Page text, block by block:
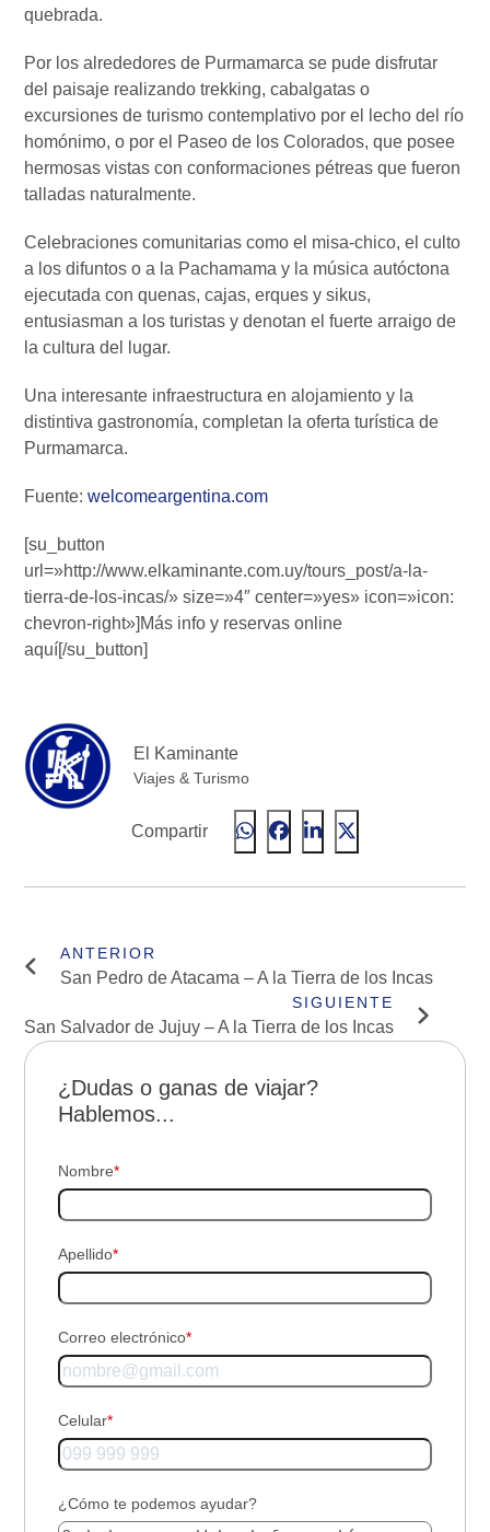
quebrada.
Por los alrededores de Purmamarca se pude disfrutar
del paisaje realizando trekking, cabalgatas o
excursiones de turismo contemplativo por el lecho del río
homónimo, o por el Paseo de los Colorados, que posee
hermosas vistas con conformaciones pétreas que fueron
talladas naturalmente.
Celebraciones comunitarias como el misa-chico, el culto
a los difuntos o a la Pachamama y la música autóctona
ejecutada con quenas, cajas, erques y sikus,
entusiasman a los turistas y denotan el fuerte arraigo de
la cultura del lugar.
Una interesante infraestructura en alojamiento y la
distintiva gastronomía, completan la oferta turística de
Purmamarca.
Fuente:welcomeargentina.com
[su_button
url=»http://www.elkaminante.com.uy/tours_post/a-la-
tierra-de-los-incas/» size=»4″ center=»yes» icon=»icon:
chevron-right»]Más info y reservas online
aquí[/su_button]
El Kaminante
Viajes & Turismo
Compartir
San Pedro de Atacama – A la Tierra de los Incas
San Salvador de Jujuy – A la Tierra de los Incas
¿Dudas o ganas de viajar?
Hablemos...
Nombre*
Apellido*
Correo electrónico*
Celular*
¿Cómo te podemos ayudar?